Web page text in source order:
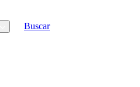
Buscar